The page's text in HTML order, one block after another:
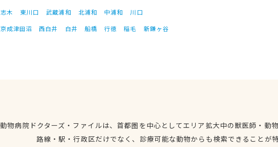
志木 東川口 武蔵浦和 北浦和 中浦和
川口
京成津田沼 西白井 白井 船橋 行徳 稲毛 新鎌ヶ谷
動物病院ドクターズ・ファイルは、首都圏を中心としてエリア拡大中の獣医師・動
路線・駅・行政区だけでなく、診療可能な動物からも検索できることが